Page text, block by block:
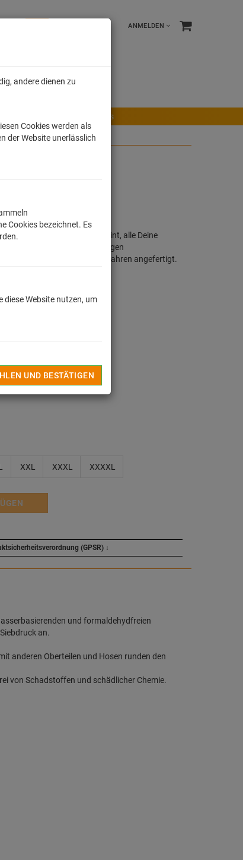
ANMELDEN
Tonies
Motiv oder Lizensierter Print, alle Deine
in Deutschland unter strengen
im Sieb - / Digitaldruckverfahren angefertigt.
XXL XXXL XXXXL
(GPSR) ↓
und formaldehydfreien
an.
anderen Oberteilen und Hosen runden den
von Schadstoffen und schädlicher Chemie.
andere dienen zu
Cookies werden als
der Website unerlässlich
Cookies bezeichnet. Es
diese Website nutzen, um
UND BESTÄTIGEN